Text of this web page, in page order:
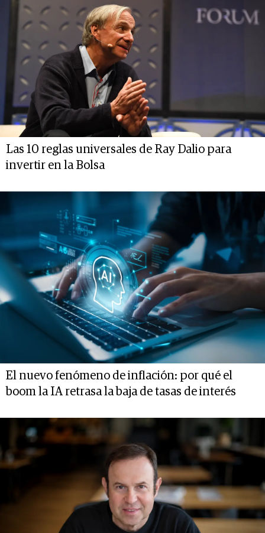
Las 10 reglas universales de Ray Dalio para
invertir en la Bolsa
El nuevo fenómeno de inflación: por qué el
boom la IA retrasa la baja de tasas de interés